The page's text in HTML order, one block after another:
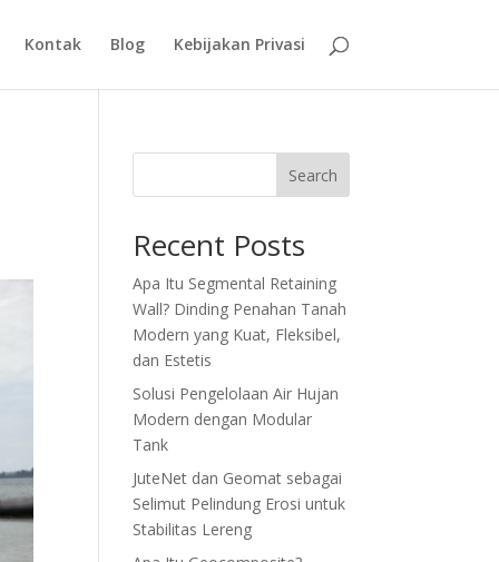
Kontak Blog Kebijakan Privasi
Search
Recent Posts
Apa Itu Segmental Retaining
Wall? Dinding Penahan Tanah
Modern yang Kuat, Fleksibel,
dan Estetis
Solusi Pengelolaan Air Hujan
Modern dengan Modular
Tank
JuteNet dan Geomat sebagai
Selimut Pelindung Erosi untuk
Stabilitas Lereng